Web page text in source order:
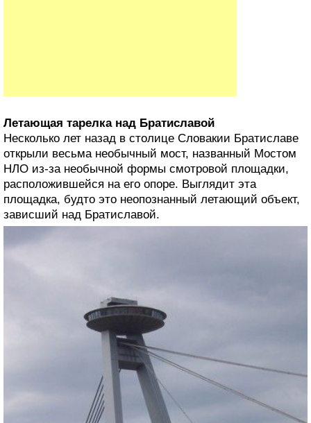
Летающая тарелка над Братиславой
Несколько лет назад в столице Словакии Братиславе
открыли весьма необычный мост, названный Мостом
НЛО из-за необычной формы смотровой площадки,
расположившейся на его опоре. Выглядит эта
площадка, будто это неопознанный летающий объект,
зависший над Братиславой.